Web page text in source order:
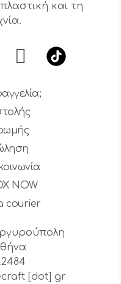
και τη
NOW
courier
[dot] gr